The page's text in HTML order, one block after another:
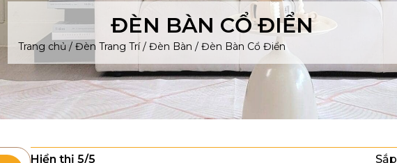
ĐÈN BÀN CỔ ĐIỂN
Trang chủ / Đèn Trang Trí/ Đèn Bàn / Đèn Bàn Cổ Điển
Hiển thị 5/5